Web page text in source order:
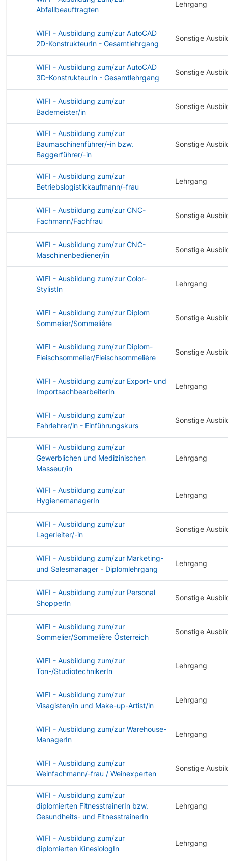
Abfallbeauftragten
Lehrgang
WIFI - Ausbildung zum/zur AutoCAD
2D-KonstrukteurIn - Gesamtlehrgang
Sonstige
WIFI - Ausbildung zum/zur AutoCAD
3D-KonstrukteurIn - Gesamtlehrgang
Sonstige
WIFI - Ausbildung zum/zur
Bademeister/in
Sonstige
WIFI - Ausbildung zum/zur
Baumaschinenführer/-in bzw.
Baggerführer/-in
Sonstige
WIFI - Ausbildung zum/zur
Betriebslogistikkaufmann/-frau
Lehrgang
WIFI - Ausbildung zum/zur CNC-
Fachmann/Fachfrau
Sonstige
WIFI - Ausbildung zum/zur CNC-
Maschinenbediener/in
Sonstige
WIFI - Ausbildung zum/zur Color-
StylistIn
Lehrgang
WIFI - Ausbildung zum/zur Diplom
Sommelier/Sommeliére
Sonstige
WIFI - Ausbildung zum/zur Diplom-
Fleischsommelier/Fleischsommelière
Sonstige
WIFI - Ausbildung zum/zur Export- und
ImportsachbearbeiterIn
Lehrgang
WIFI - Ausbildung zum/zur
Fahrlehrer/in - Einführungskurs
Sonstige
WIFI - Ausbildung zum/zur
Gewerblichen und Medizinischen
Masseur/in
Lehrgang
WIFI - Ausbildung zum/zur
HygienemanagerIn
Lehrgang
WIFI - Ausbildung zum/zur
Lagerleiter/-in
Sonstige
WIFI - Ausbildung zum/zur Marketing-
und Salesmanager - Diplomlehrgang
Lehrgang
WIFI - Ausbildung zum/zur Personal
ShopperIn
Sonstige
WIFI - Ausbildung zum/zur
Sommelier/Sommelière Österreich
Sonstige
WIFI - Ausbildung zum/zur
Ton-/StudiotechnikerIn
Lehrgang
WIFI - Ausbildung zum/zur
Visagisten/in und Make-up-Artist/in
Lehrgang
WIFI - Ausbildung zum/zur Warehouse-
ManagerIn
Lehrgang
WIFI - Ausbildung zum/zur
Weinfachmann/-frau / Weinexperten
Sonstige
WIFI - Ausbildung zum/zur
diplomierten FitnesstrainerIn bzw.
Gesundheits- und FitnesstrainerIn
Lehrgang
WIFI - Ausbildung zum/zur
diplomierten KinesiologIn
Lehrgang